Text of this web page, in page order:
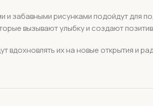
забавными рисунками подойдут для
вызывают улыбку и создают
их на новые открытия и